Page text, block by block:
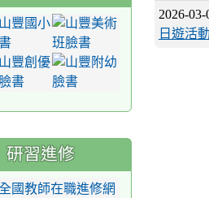
2026-03-
日遊活
研習進修